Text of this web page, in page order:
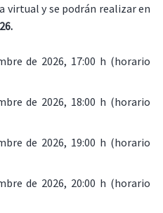
virtual y se podrán realizar en
de 2026, 17:00 h (horario
de 2026, 18:00 h (horario
de 2026, 19:00 h (horario
de 2026, 20:00 h (horario